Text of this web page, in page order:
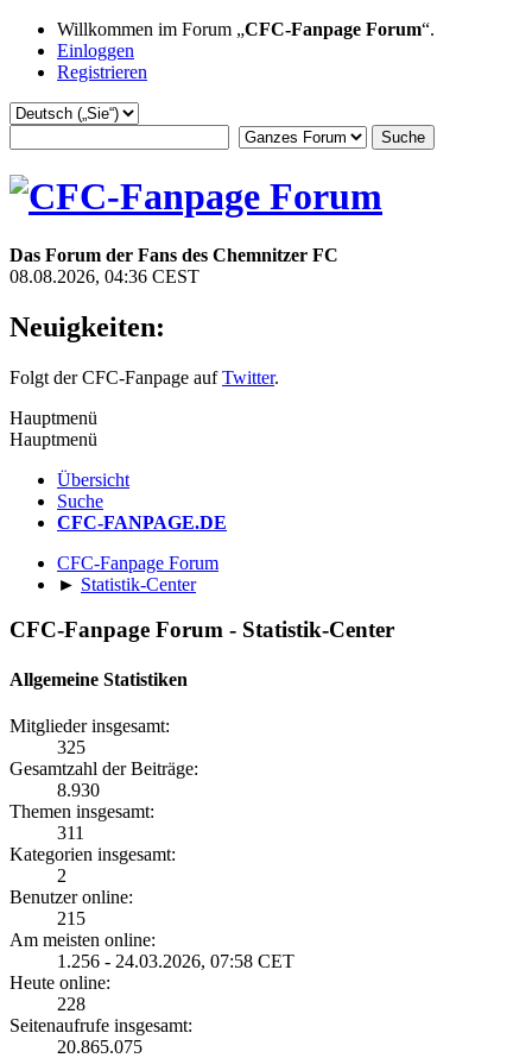
Willkommen im Forum „CFC-Fanpage Forum“.
Einloggen
Registrieren
Das Forum der Fans des Chemnitzer FC
08.08.2026, 04:36 CEST
Neuigkeiten:
Folgt der CFC-Fanpage aufTwitter.
Hauptmenü
Hauptmenü
Übersicht
Suche
CFC-FANPAGE.DE
CFC-Fanpage Forum
► Statistik-Center
CFC-Fanpage Forum - Statistik-Center
Allgemeine Statistiken
Mitglieder insgesamt:
325
Gesamtzahl der Beiträge:
8.930
Themen insgesamt:
311
Kategorien insgesamt:
2
Benutzer online:
215
Am meisten online:
1.256 - 24.03.2026, 07:58 CET
Heute online:
228
Seitenaufrufe insgesamt:
20.865.075